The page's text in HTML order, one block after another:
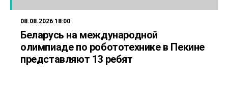
08.08.2026 18:00
Беларусь на международной
олимпиаде по робототехнике в Пекине
представляют 13 ребят